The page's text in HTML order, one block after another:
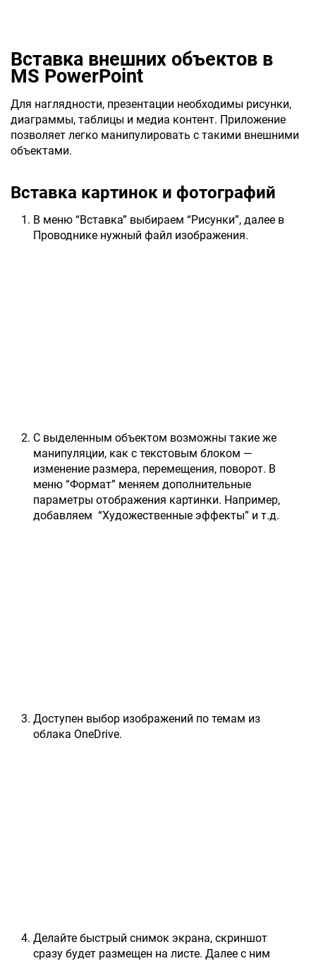
Вставка внешних объектов в
MS PowerPoint
Для наглядности, презентации необходимы рисунки,
диаграммы, таблицы и медиа контент. Приложение
позволяет легко манипулировать с такими внешними
объектами.
Вставка картинок и фотографий
В меню “Вставка” выбираем “Рисунки”, далее в
Проводнике нужный файл изображения.
С выделенным объектом возможны такие же
манипуляции, как с текстовым блоком —
изменение размера, перемещения, поворот. В
меню “Формат” меняем дополнительные
параметры отображения картинки. Например,
добавляем “Художественные эффекты” и т.д.
Доступен выбор изображений по темам из
облака OneDrive.
Делайте быстрый снимок экрана, скриншот
сразу будет размещен на листе. Далее с ним